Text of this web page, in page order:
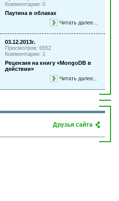
Комментарии: 0
Паутина в облаках
Читать далее...
03.12.2013г.
Просмотров: 6552
Комментарии: 1
Рецензия на книгу «MongoDB в
действии»
Читать далее...
Друзья сайта